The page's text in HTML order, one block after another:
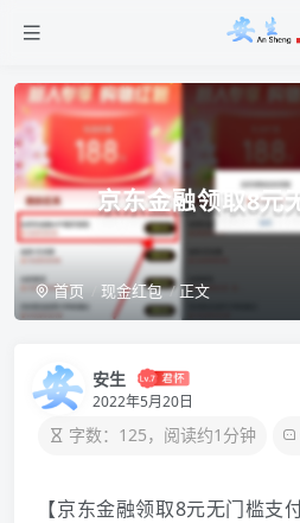
京‪东金‪‪融领‪取8元
首页 现金红包 正文
安生
2022年5月20日
字数：125，阅读约1分钟
【京‪东金‪‪融领‪取8元无门‪槛支‪